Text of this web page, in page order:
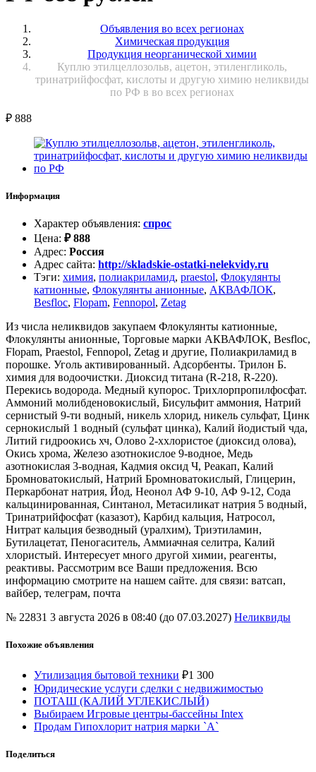
Объявления во всех регионах
Химическая продукция
Продукция неорганической химии
Куплю этилцеллозольв, ацетон, этиленгликоль,
тринатрийфосфат, кислоты и другую химию неликвиды
по РФ в во всех регионах
₽ 888
Информация
Характер объявления: спрос
Цена: ₽888
Адрес: Россия
Адрес сайта: http://skladskie-ostatki-nelekvidy.ru
Тэги: химия, полиакриламид, praestol, Флокулянты
катионные, Флокулянты анионные, АКВАФЛОК,
Besfloc, Flopam, Fennopol, Zetag
Из числа неликвидов закупаем Флокулянты катионные,
Флокулянты анионные, Торговые марки АКВАФЛОК, Besfloc,
Flopam, Praestol, Fennopol, Zetag и другие, Полиакриламид в
порошке. Уголь активированный. Адсорбенты. Трилон Б.
химия для водоочистки. Диоксид титана (R-218, R-220).
Перекись водорода. Медный купорос. Трихлорпропилфосфат.
Аммоний молибденовокислый, Бисульфит аммония, Натрий
сернистый 9-ти водный, никель хлорид, никель сульфат, Цинк
сернокислый 1 водный (сульфат цинка), Калий йодистый чда,
Литий гидроокись хч, Олово 2-ххлористое (диоксид олова),
Окись хрома, Железо азотнокислое 9-водное, Медь
азотнокислая 3-водная, Кадмия оксид Ч, Реакап, Калий
Бромноватокислый, Натрий Бромноватокислый, Глицерин,
Перкарбонат натрия, Йод, Неонол АФ 9-10, АФ 9-12, Сода
кальцинированная, Синтанол, Метасиликат натрия 5 водный,
Тринатрийфосфат (казазот), Карбид кальция, Натросол,
Нитрат кальция безводный (уралхим), Триэтиламин,
Бутилацетат, Пеногаситель, Аммиачная селитра, Калий
хлористый. Интересует много другой химии, реагенты,
реактивы. Рассмотрим все Ваши предложения. Всю
информацию смотрите на нашем сайте. для связи: ватсап,
вайбер, телеграм, почта
№ 22831 3 августа 2026 в 08:40 (до 07.03.2027) Неликвиды
Похожие объявления
Утилизация бытовой техники ₽1 300
Юридические услуги сделки с недвижимостью
ПОТАШ (КАЛИЙ УГЛЕКИСЛЫЙ)
Выбираем Игровые центры-бассейны Intex
Продам Гипохлорит натрия марки `А`
Поделиться